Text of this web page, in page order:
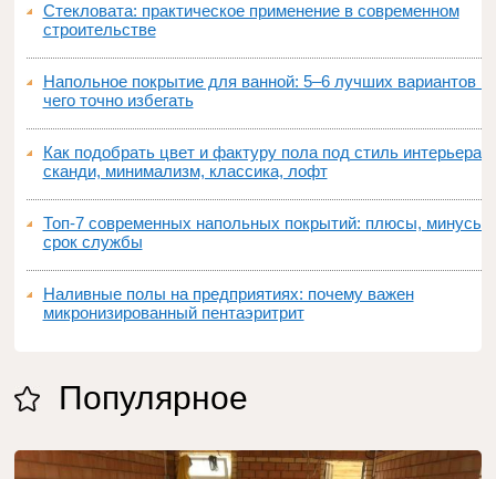
Стекловата: практическое применение в современном
строительстве
Напольное покрытие для ванной: 5–6 лучших вариантов и
чего точно избегать
Как подобрать цвет и фактуру пола под стиль интерьера:
сканди, минимализм, классика, лофт
Топ‑7 современных напольных покрытий: плюсы, минусы,
срок службы
Наливные полы на предприятиях: почему важен
микронизированный пентаэритрит
Популярное